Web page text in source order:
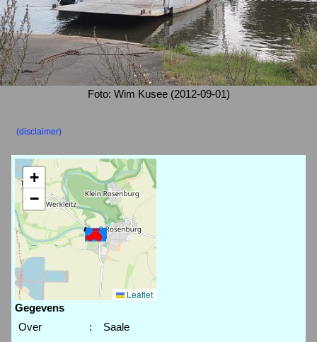
Foto: Wim Kusee (2012-09-01)
(disclaimer)
+
−
Leaflet
Gegevens
Over
:
Saale